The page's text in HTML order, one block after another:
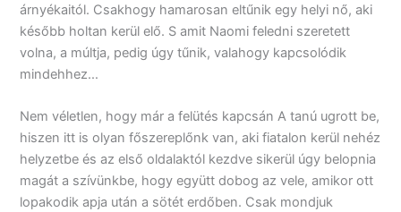
árnyékaitól. Csakhogy hamarosan eltűnik egy helyi nő, aki
később holtan kerül elő. S amit Naomi feledni szeretett
volna, a múltja, pedig úgy tűnik, valahogy kapcsolódik
mindehhez…
Nem véletlen, hogy már a felütés kapcsán A tanú ugrott be,
hiszen itt is olyan főszereplőnk van, aki fiatalon kerül nehéz
helyzetbe és az első oldalaktól kezdve sikerül úgy belopnia
magát a szívünkbe, hogy együtt dobog az vele, amikor ott
lopakodik apja után a sötét erdőben. Csak mondjuk